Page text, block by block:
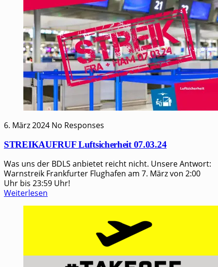
6. März 2024 No Responses
STREIKAUFRUF Luftsicherheit 07.03.24
Was uns der BDLS anbietet reicht nicht. Unsere Antwort:
Warnstreik Frankfurter Flughafen am 7. März von 2:00
Uhr bis 23:59 Uhr!
Weiterlesen